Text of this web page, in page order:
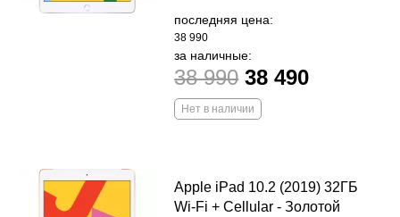
последняя цена:
38 990
за наличные:
38 990 38 490
Нет в наличии
Apple iPad 10.2 (2019) 32ГБ
Wi-Fi + Cellular - Золотой